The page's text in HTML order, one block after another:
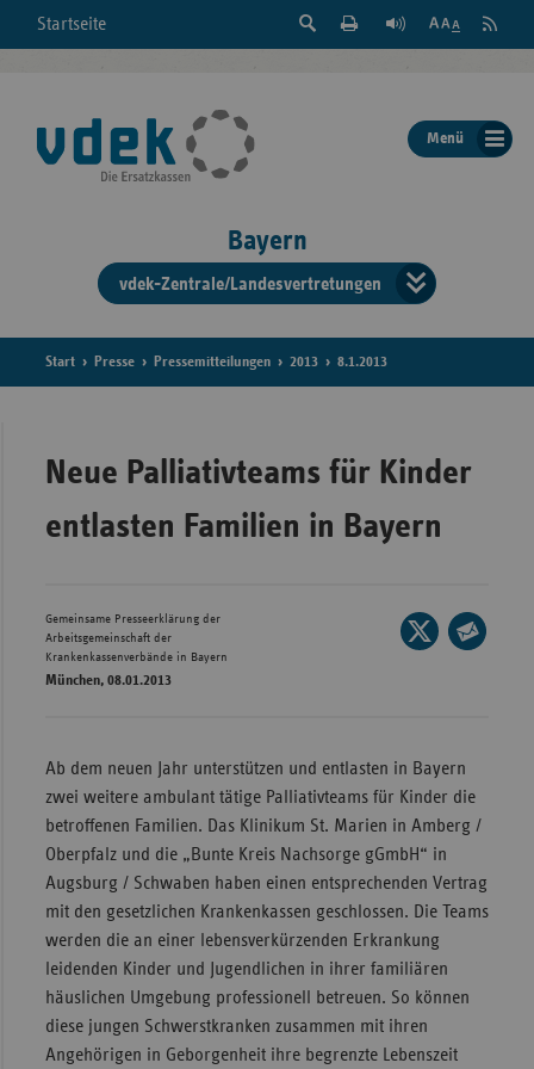
Startseite
Suche
der
Seite
Feed
Menü
Bayern
vdek-Zentrale/Landesvertretungen
der
Start Presse Pressemitteilungen 2013 8.1.2013
Neue Palliativteams für Kinder
entlasten Familien in Bayern
Gemeinsame Presseerklärung der
Arbeitsgemeinschaft der
Krankenkassenverbände in Bayern
München, 08.01.2013
Seite
auf
Ab dem neuen Jahr unterstützen und entlasten in Bayern
zwei weitere ambulant tätige Palliativteams für Kinder die
betroffenen Familien. Das Klinikum St. Marien in Amberg /
Oberpfalz und die „Bunte Kreis Nachsorge gGmbH“ in
Augsburg / Schwaben haben einen entsprechenden Vertrag
mit den gesetzlichen Krankenkassen geschlossen. Die Teams
werden die an einer lebensverkürzenden Erkrankung
leidenden Kinder und Jugendlichen in ihrer familiären
häuslichen Umgebung professionell betreuen. So können
diese jungen Schwerstkranken zusammen mit ihren
Angehörigen in Geborgenheit ihre begrenzte Lebenszeit